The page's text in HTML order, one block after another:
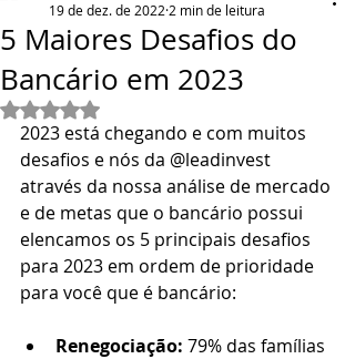
5 Maiores Desafios do
Bancário em 2023
19 de dez. de 2022 2 min de leitura
Avaliado com NaN de 5 estrelas.
2023 está chegando e com muitos
desafios e nós da @leadinvest
através da nossa análise de mercado
e de metas que o bancário possui
elencamos os 5 principais desafios
para 2023 em ordem de prioridade
para você que é bancário:
Renegociação: 79% das famílias